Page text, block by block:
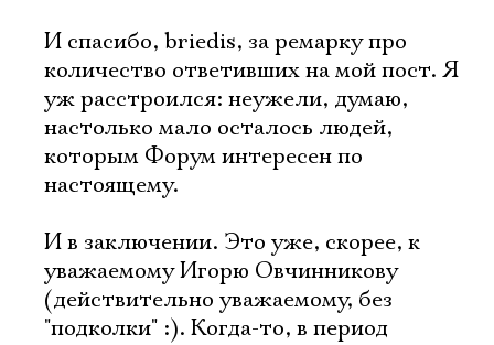
И спасибо, briedis, за ремарку про
количество ответивших на мой пост. Я
уж расстроился: неужели, думаю,
настолько мало осталось людей,
которым Форум интересен по
настоящему.
И в заключении. Это уже, скорее, к
уважаемому Игорю Овчинникову
(действительно уважаемому, без
"подколки" :). Когда-то, в период